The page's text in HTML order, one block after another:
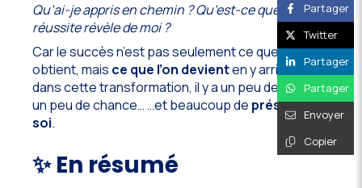
Qu’ai-je appris en chemin ? Qu’est-ce que cette
réussite révèle de moi ?
Car le succès n’est pas seulement ce que l’on
obtient, mais ce que l’on devienten y arrivant. Et
dans cette transformation, il y a un peu de volonté,
un peu de chance… …et beaucoup de présence à
soi.
✨ En résumé
Partager
Twitter
Partager
Partager
Envoyer
Copier